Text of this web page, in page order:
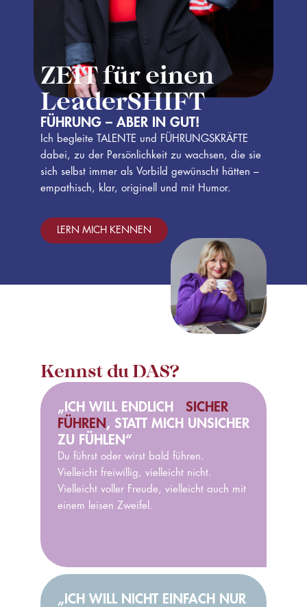
ZEIT für einen
LeaderSHIFT
FÜHRUNG – ABER IN GUT!
Ich begleite TALENTE und FÜHRUNGSKRÄFTE
dabei, zu der Persönlichkeit zu wachsen, die sie
sich selbst immer als Vorbild gewünscht hätten –
empathisch, klar, originell und mit Humor.
LERN MICH KENNEN
Kennst du DAS?
„ICH WILL ENDLICH
SICHER
FÜHREN , STATT MICH UNSICHER
ZU FÜHLEN“
Du führst oder wirst bald führen.
Vielleicht freiwillig, vielleicht nicht.
Vielleicht voller Freude, vielleicht auch mit
einem leisen Zweifel.
„ICH WILL NICHT EINFACH NUR